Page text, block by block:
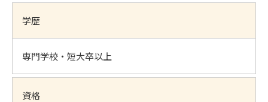
学歴
専門学校・短大卒以上
資格